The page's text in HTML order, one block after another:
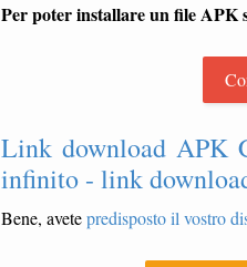
Per poter installare un file APK
Link download APK
infinito - link
Bene, avetepredisposto il vostro